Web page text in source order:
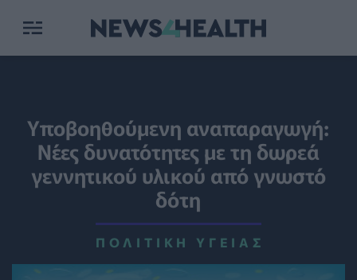
Υποβοηθούμενη αναπαραγωγή:
Νέες δυνατότητες με τη δωρεά
γεννητικού υλικού από γνωστό
δότη
ΠΟΛΙΤΙΚΉ ΥΓΕΊΑΣ